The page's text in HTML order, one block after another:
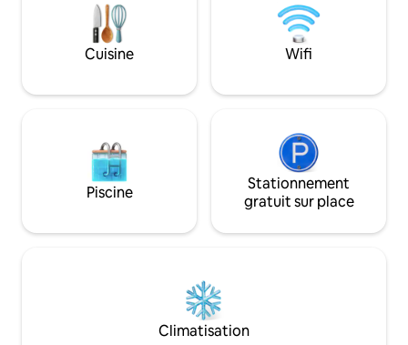
Tant de choses à apprécier, vous ne
voudrez pas partir ! Mais si vous le faites :
à 20 min de Sky Harbor, Scottsdale et
des meilleurs golfs comme Lookout
hôtelier dans le quartier calme de N
notamment
et Century
piscine
détendre après
logement idéal
Cuisine Wifi
Piscine
Stationnement
gratuit sur place
Climatisation